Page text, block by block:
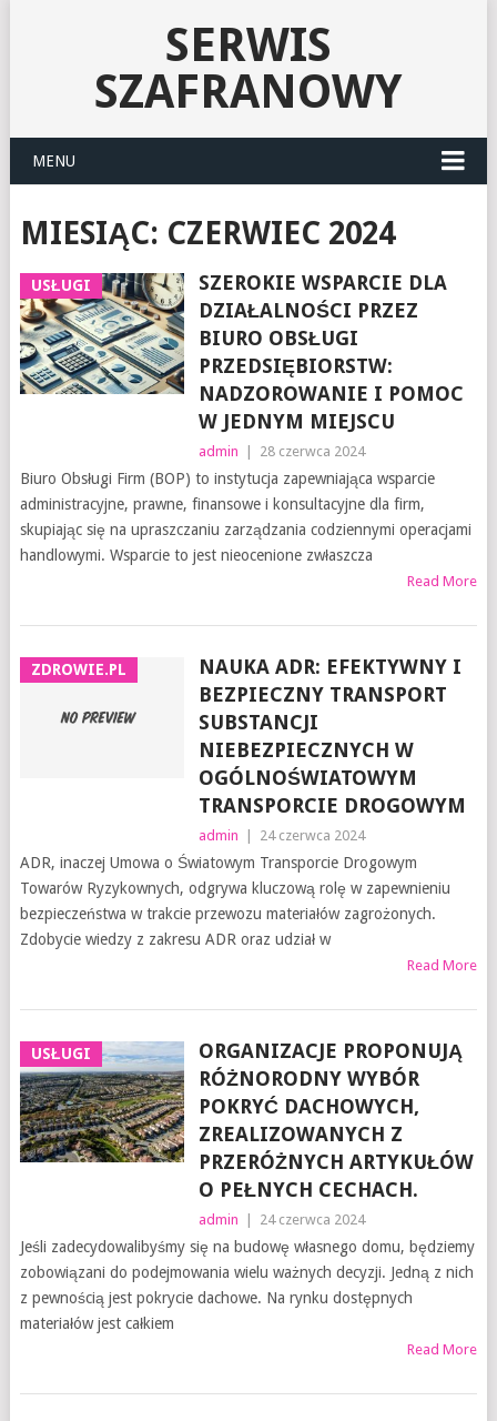
SERWIS
SZAFRANOWY
MENU
MIESIĄC: CZERWIEC 2024
USŁUGI
SZEROKIE WSPARCIE DLA
DZIAŁALNOŚCI PRZEZ
BIURO OBSŁUGI
PRZEDSIĘBIORSTW:
NADZOROWANIE I POMOC
W JEDNYM MIEJSCU
admin 28 czerwca 2024
Biuro Obsługi Firm (BOP) to instytucja zapewniająca wsparcie
administracyjne, prawne, finansowe i konsultacyjne dla firm,
skupiając się na upraszczaniu zarządzania codziennymi operacjami
handlowymi. Wsparcie to jest nieocenione zwłaszcza
Read More
ZDROWIE.PL
NAUKA ADR: EFEKTYWNY I
BEZPIECZNY TRANSPORT
SUBSTANCJI
NIEBEZPIECZNYCH W
OGÓLNOŚWIATOWYM
TRANSPORCIE DROGOWYM
admin 24 czerwca 2024
ADR, inaczej Umowa o Światowym Transporcie Drogowym
Towarów Ryzykownych, odgrywa kluczową rolę w zapewnieniu
bezpieczeństwa w trakcie przewozu materiałów zagrożonych.
Zdobycie wiedzy z zakresu ADR oraz udział w
Read More
USŁUGI
ORGANIZACJE PROPONUJĄ
RÓŻNORODNY WYBÓR
POKRYĆ DACHOWYCH,
ZREALIZOWANYCH Z
PRZERÓŻNYCH ARTYKUŁÓW
O PEŁNYCH CECHACH.
admin 24 czerwca 2024
Jeśli zadecydowalibyśmy się na budowę własnego domu, będziemy
zobowiązani do podejmowania wielu ważnych decyzji. Jedną z nich
z pewnością jest pokrycie dachowe. Na rynku dostępnych
materiałów jest całkiem
Read More